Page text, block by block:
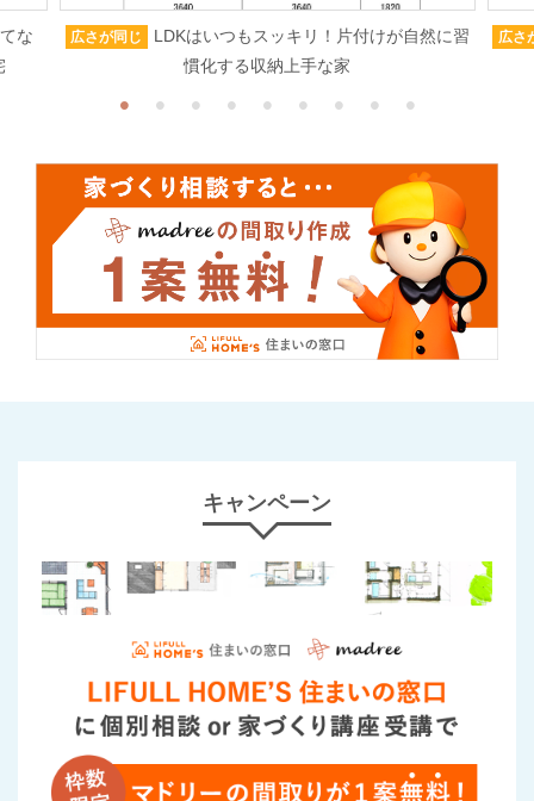
な
広さが同じ
LDKはいつもスッキリ！片付けが自然に習
慣化する収納上手な家
広さ
キャンペーン